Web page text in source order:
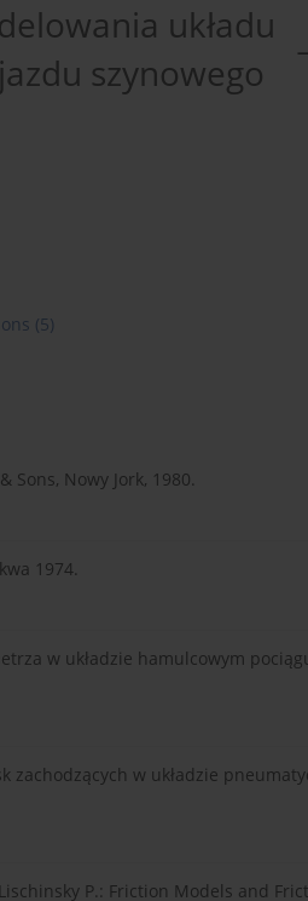
układu
szynowego
(5)
Sons, Nowy Jork, 1980.
1974.
w układzie hamulcowym
zachodzących w układzie
P.: Friction Models and